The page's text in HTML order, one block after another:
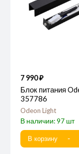
7 990
Блок питания
357786
Odeon Light
97